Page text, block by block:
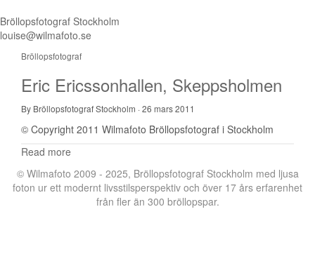
Bröllopsfotograf Stockholm
louise@wilmafoto.se
Bröllopsfotograf
Eric Ericssonhallen, Skeppsholmen
By Bröllopsfotograf Stockholm ·26 mars 2011
© Copyright 2011 Wilmafoto Bröllopsfotograf i Stockholm
Read more
© Wilmafoto 2009 - 2025, Bröllopsfotograf Stockholm med ljusa
foton ur ett modernt livsstilsperspektiv och över 17 års erfarenhet
från fler än 300 bröllopspar.